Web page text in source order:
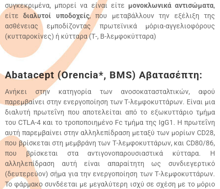
συγκεκριμένα, μπορεί να είναι είτε μονοκλωνικά αντισώματα,
είτεδιαλυτοί υποδοχείς, που μεταβάλλουν την εξέλιξη της
ασθένειας εμποδίζοντας πρωτεϊνικά μόρια-αγγελιοφόρους
(κυτταροκίνες) ή κύτταρα (Τ-, Β-λεμφοκύτταρα)
Abatacept (Orencia*, BMS) Αβατασέπτη:
Ανήκει στην κατηγορία των ανοσοκατασταλτικών, αφού
παρεμβαίνει στην ενεργοποίηση των Τ-λεμφοκυττάρων. Είναι μια
διαλυτή πρωτεΐνη που αποτελείται από το εξωκυττάριο τμήμα
του CTLA-4 και το τροποποιημένο Fc τμήμα της IgG1. Η πρωτεΐνη
αυτή παρεμβαίνει στην αλληλεπίδραση μεταξύ των μορίων CD28,
που βρίσκεται στη μεμβράνη των Τ-λεμφοκυττάρων, και CD80/86,
που βρίσκεται στα αντιγονοπαρουσιαστικά κύτταρα. Η
αλληλεπίδραση αυτή είναι απαραίτητη ως συνδιεγερτικό
(δευτερεύον) σήμα για την ενεργοποίηση των Τ-λεμφοκυττάρων.
Το φάρμακο συνδέεται με μεγαλύτερη ισχύ σε σχέση με το μόριο